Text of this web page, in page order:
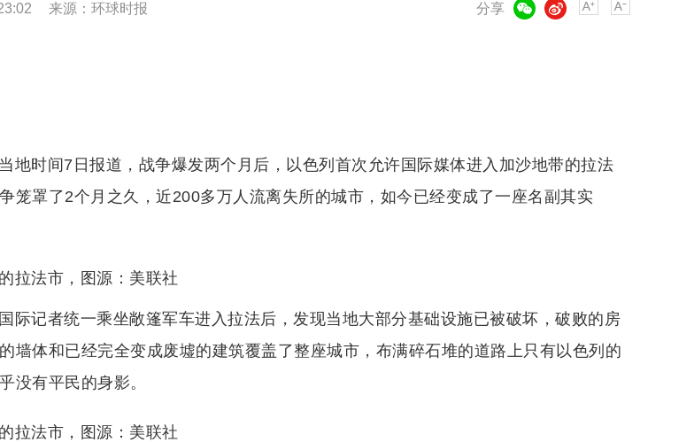
来源：环球时报 分享
微博
地时间7日报道，战争爆发两个月后，以色列首次允许国际媒体进入加沙地带的拉法
笼罩了2个月之久，近200多万人流离失所的城市，如今已经变成了一座名副其实
拉法市，图源：美联社
际记者统一乘坐敞篷军车进入拉法后，发现当地大部分基础设施已被破坏，破败的房
墙体和已经完全变成废墟的建筑覆盖了整座城市，布满碎石堆的道路上只有以色列的
没有平民的身影。
拉法市，图源：美联社